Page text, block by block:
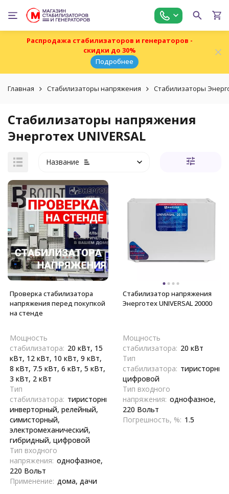
Распродажа стабилизаторов и генераторов -
скидки до 30%
Подробнее
Главная Стабилизаторы напряжения Стабилизаторы
Стабилизаторы напряжения
Энерготех UNIVERSAL
Название
Проверка стабилизатора
напряжения перед покупкой
на стенде
Мощность
стабилизатора: 20 кВт, 15
кВт, 12 кВт, 10 кВт, 9 кВт,
8 кВт, 7.5 кВт, 6 кВт, 5 кВт,
3 кВт, 2 кВт
Тип
стабилизатора: тиристорный,
инверторный, релейный,
симисторный,
электромеханический,
гибридный, цифровой
Тип входного
напряжения: однофазное,
220 Вольт
Применение: дома, дачи
Стабилизатор напряжения
Энерготех UNIVERSAL 20000
Мощность
стабилизатора: 20 кВт
Тип
стабилизатора:
цифровой
Тип входного
напряжения: однофазное,
220 Вольт
Погрешность, %: 1.5